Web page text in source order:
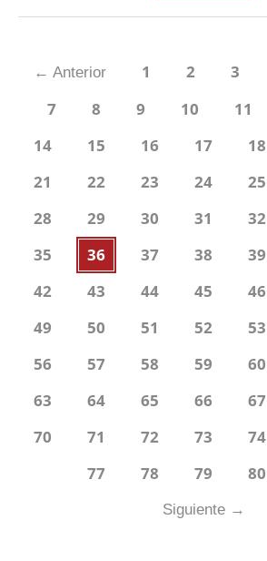
← Anterior 1 2 3
7
8 9 10 11
14
15 16 17 18
21
22 23 24 25
28
29 30 31 32
35
36 37 38 39
42
43 44 45 46
49
50 51 52 53
56
57 58 59 60
63
64 65 66 67
70
71 72 73 74
77
78 79 80
Siguiente →